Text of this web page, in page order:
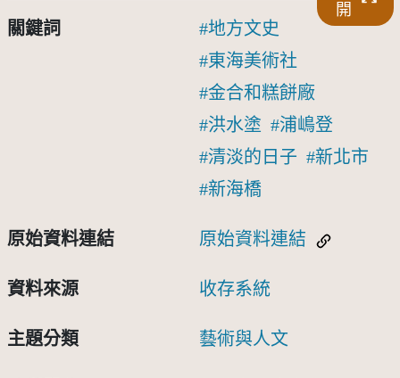
開
關鍵詞
地方文史
東海美術社
金合和糕餅廠
洪水塗
浦嶋登
清淡的日子
新北市
新海橋
原始資料連結 原始資料連結
資料來源 收存系統
主題分類 藝術與人文